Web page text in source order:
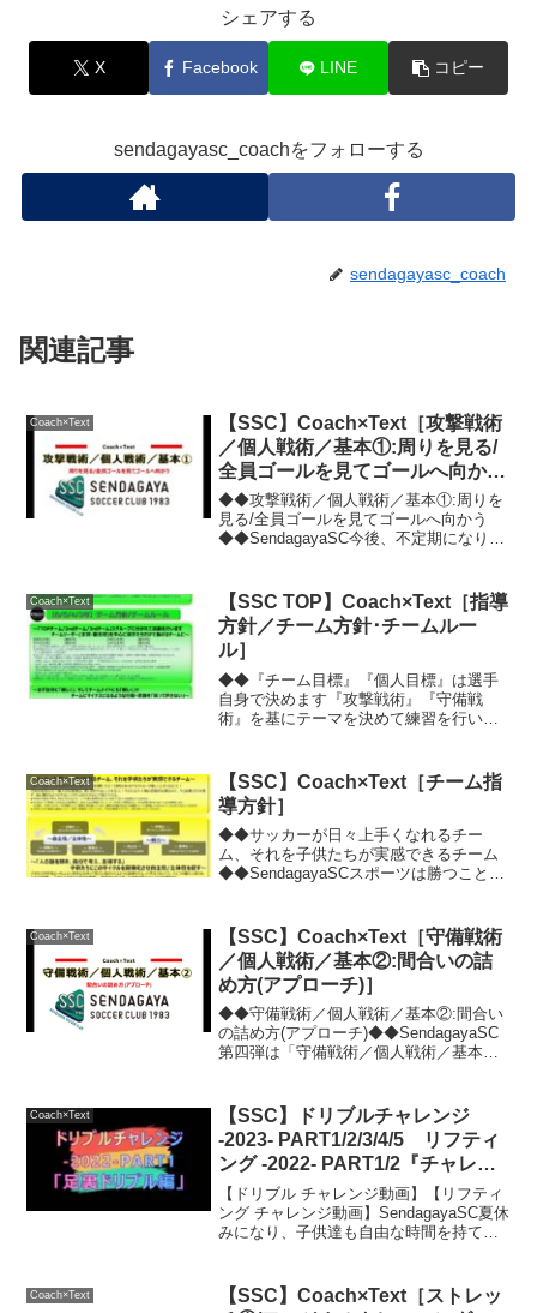
シェアする
X Facebook LINE コピー
sendagayasc_coachをフォローする
sendagayasc_coach
関連記事
Coach×Text
【SSC】Coach×Text［攻撃戦術
／個人戦術／基本①:周りを見る/
全員ゴールを見てゴールへ向か
う］
◆◆攻撃戦術／個人戦術／基本①:周りを
見る/全員ゴールを見てゴールへ向かう
◆◆SendagayaSC今後、不定期になりま
弾は「攻撃戦術／個人戦術／基本①」で
す👍サッカーの...
Coach×Text
【SSC TOP】Coach×Text［指導
方針／チーム方針･チームルー
ル］
◆◆『チーム目標』『個人目標』は選手
自身で決めます『攻撃戦術』『守備戦
術』を基にテーマを決めて練習を行いま
試合後は、『攻撃戦術』『守備戦術』を
参考に、自宅で5...
Coach×Text
【SSC】Coach×Text［チーム指
導方針］
◆◆サッカーが日々上手くなれるチー
ム、それを子供たちが実感できるチーム
◆◆SendagayaSCスポーツは勝つことが
くなること！子供が成長する一番大切な
要素は、思い切り...
Coach×Text
【SSC】Coach×Text［守備戦術
／個人戦術／基本②:間合いの詰
め方(アプローチ)］
◆◆守備戦術／個人戦術／基本②:間合い
の詰め方(アプローチ)◆◆SendagayaSC
第四弾は「守備戦術／個人戦術／基本
備の一番のポイントは、ボールが移動し
ている間...
Coach×Text
【SSC】ドリブルチャレンジ
-2023- PART1/2/3/4/5 リフティ
ング -2022- PART1/2『チャレン
ジ動画』
【ドリブル チャレンジ動画】【リフティ
ング チャレンジ動画】SendagayaSC夏休
みになり、子供達も自由な時間を持て余
ドリブル練習を始めました⚽練習を覚え
るま...
Coach×Text
【SSC】Coach×Text［ストレッ